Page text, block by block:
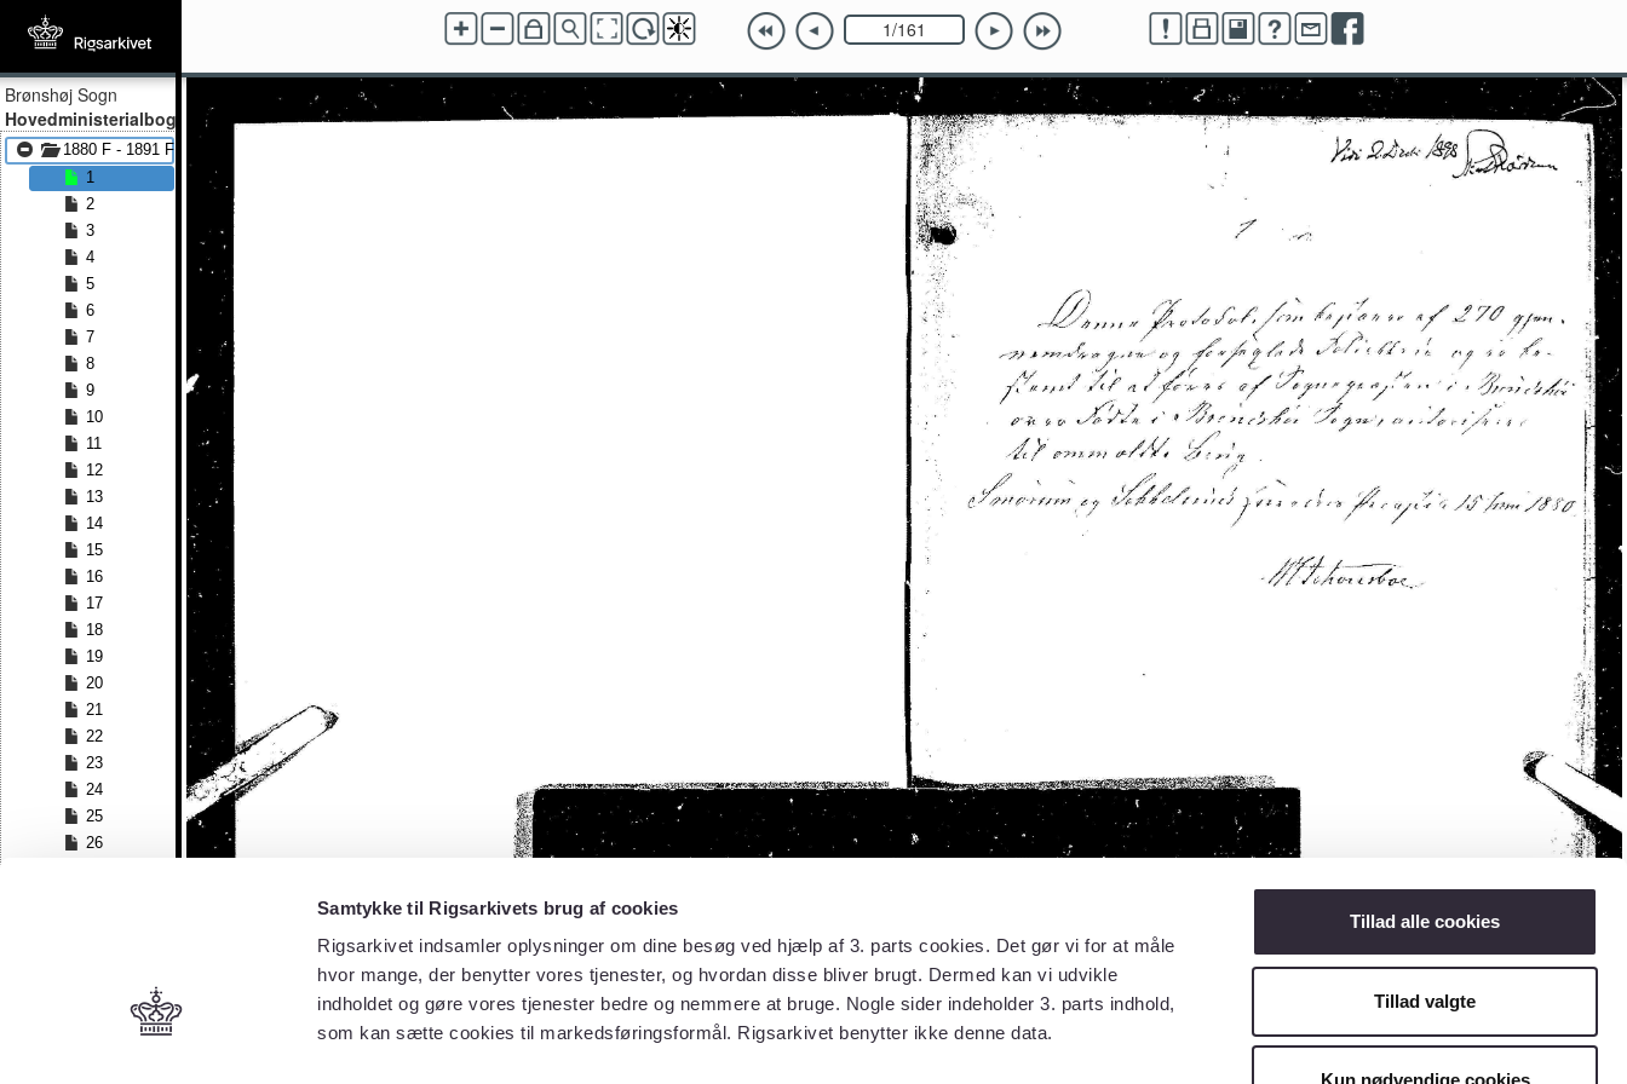
Samtykke til Rigsarkivets brug af cookies
Rigsarkivet indsamler oplysninger om dine besøg ved hjælp af 3. parts cookies. Det gør vi for at måle
hvor mange, der benytter vores tjenester, og hvordan disse bliver brugt. Dermed kan vi udvikle
indholdet og gøre vores tjenester bedre og nemmere at bruge. Nogle sider indeholder 3. parts indhold,
som kan sætte cookies til markedsføringsformål. Rigsarkivet benytter ikke denne data.
Tillad alle cookies
Tillad valgte
Kun nødvendige cookies
Brønshøj Sogn
Hovedministerialbog
1880 F - 1891 F
1
2
3
4
5
6
7
8
9
10
11
12
13
14
15
16
17
18
19
20
21
22
23
24
25
26